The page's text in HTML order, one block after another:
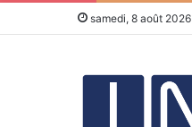
samedi, 8 août 2026